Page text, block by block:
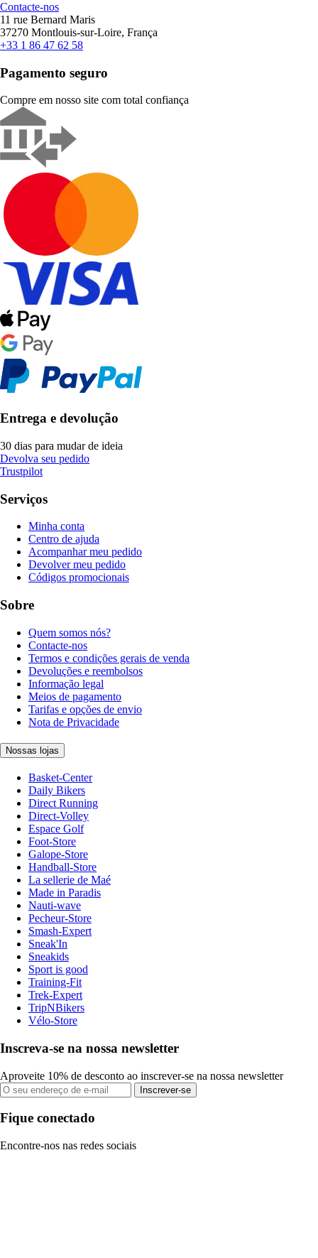
Contacte-nos
11 rue Bernard Maris
37270 Montlouis-sur-Loire, França
+33 1 86 47 62 58
Pagamento seguro
Compre em nosso site com total confiança
Entrega e devolução
30 dias para mudar de ideia
Devolva seu pedido
Trustpilot
Serviços
Minha conta
Centro de ajuda
Acompanhar meu pedido
Devolver meu pedido
Códigos promocionais
Sobre
Quem somos nós?
Contacte-nos
Termos e condições gerais de venda
Devoluções e reembolsos
Informação legal
Meios de pagamento
Tarifas e opções de envio
Nota de Privacidade
Nossas lojas
Basket-Center
Daily Bikers
Direct Running
Direct-Volley
Espace Golf
Foot-Store
Galope-Store
Handball-Store
La sellerie de Maé
Made in Paradis
Nauti-wave
Pecheur-Store
Smash-Expert
Sneak'In
Sneakids
Sport is good
Training-Fit
Trek-Expert
TripNBikers
Vélo-Store
Inscreva-se na nossa newsletter
Aproveite 10% de desconto ao inscrever-se na nossa newsletter
Inscrever-se
Fique conectado
Encontre-nos nas redes sociais